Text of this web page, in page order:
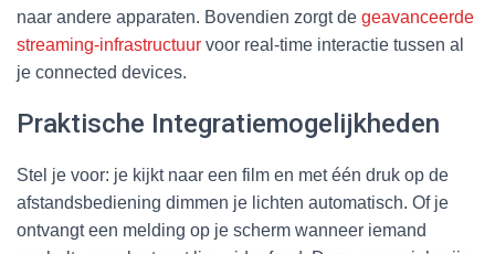
naar andere apparaten. Bovendien zorgt de geavanceerde
streaming-infrastructuur voor real-time interactie tussen al
je connected devices.
Praktische Integratiemogelijkheden
Stel je voor: je kijkt naar een film en met één druk op de
afstandsbediening dimmen je lichten automatisch. Of je
ontvangt een melding op je scherm wanneer iemand